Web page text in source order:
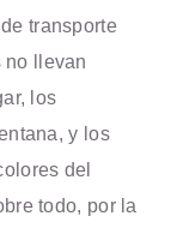
transporte
no llevan
los
y los
del
todo, por la